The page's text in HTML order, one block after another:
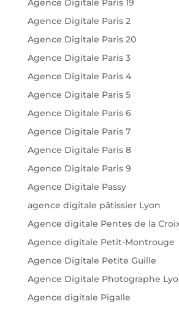
Agence Digitale Paris 19
Agence Digitale Paris 2
Agence Digitale Paris 20
Agence Digitale Paris 3
Agence Digitale Paris 4
Agence Digitale Paris 5
Agence Digitale Paris 6
Agence Digitale Paris 7
Agence Digitale Paris 8
Agence Digitale Paris 9
Agence Digitale Passy
agence digitale pâtissier Lyon
Agence digitale Pentes de la
Agence digitale Petit-Montrouge
Agence Digitale Petite Guille
Agence Digitale Photographe
Agence digitale Pigalle